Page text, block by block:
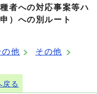
者への対応事案等ハ
）への別ルート
の他 その他
戻る